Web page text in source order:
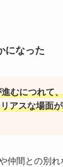
になった
むにつれて
アスな場面
仲間との別